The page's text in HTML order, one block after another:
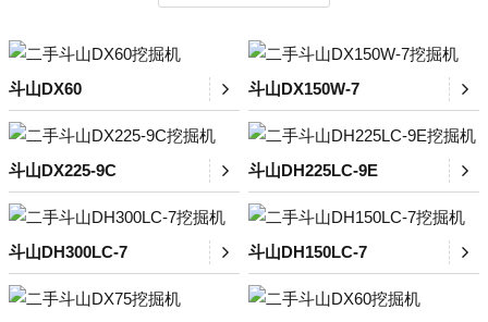
斗山DX60 斗山DX150W-7
斗山DX225-9C 斗山DH225LC-9E
斗山DH300LC-7 斗山DH150LC-7